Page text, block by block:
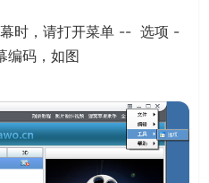
时，请打开菜单 -- 选项 -
编码，如图